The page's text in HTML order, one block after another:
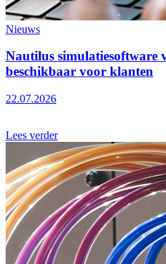
Nieuws
Nautilus simulatiesoftware
beschikbaar voor klanten
22.07.2026
Lees verder